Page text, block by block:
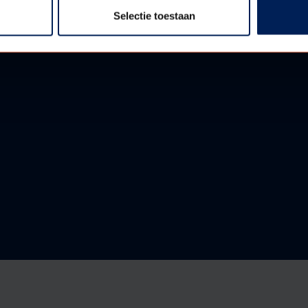
Selectie toestaan